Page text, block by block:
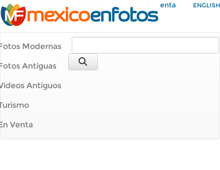
Mi Cuenta ENGLISH
Modernas
Antiguas
Antiguos
Venta